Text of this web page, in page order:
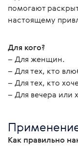
помогают
настоящему
Для кого?
– Для женщин.
– Для тех, кто
– Для тех, кто
– Для вечера или
Как правильно